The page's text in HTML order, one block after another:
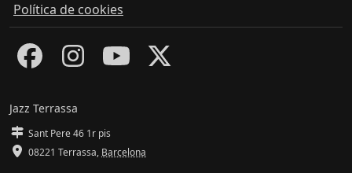
Política de cookies
Jazz Terrassa
Sant Pere 46 1r pis
08221 Terrassa, Barcelona